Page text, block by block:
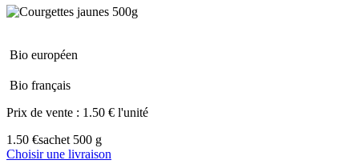
Bio européen
Bio français
Prix de vente : 1.50 € l'unité
1.50 €sachet 500 g
Choisir une livraison